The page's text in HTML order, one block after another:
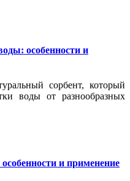
особенности и
сорбент, который
воды от разнообразных
и применение